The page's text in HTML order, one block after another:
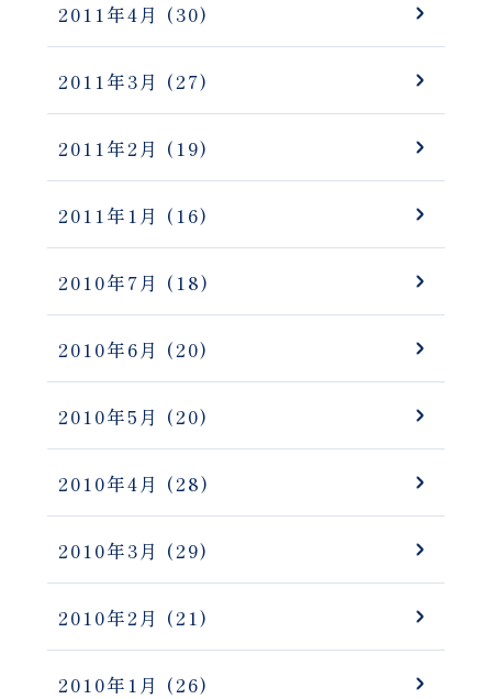
2011年4月 (30)
2011年3月 (27)
2011年2月 (19)
2011年1月 (16)
2010年7月 (18)
2010年6月 (20)
2010年5月 (20)
2010年4月 (28)
2010年3月 (29)
2010年2月 (21)
2010年1月 (26)